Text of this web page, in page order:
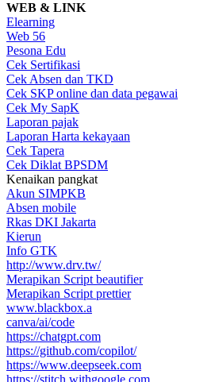
WEB & LINK
Elearning
Web 56
Pesona Edu
Cek Sertifikasi
Cek Absen dan TKD
Cek SKP online dan data pegawai
Cek My SapK
Laporan pajak
Laporan Harta kekayaan
Cek Tapera
Cek Diklat BPSDM
Kenaikan pangkat
Akun SIMPKB
Absen mobile
Rkas DKI Jakarta
Kierun
Info GTK
http://www.drv.tw/
Merapikan Script beautifier
Merapikan Script prettier
www.blackbox.a
canva/ai/code
https://chatgpt.com
https://github.com/copilot/
https://www.deepseek.com
https://stitch.withgoogle.com